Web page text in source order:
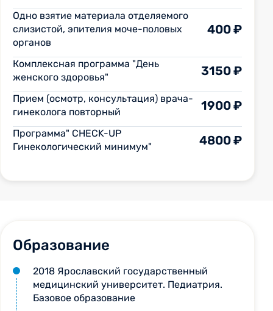
Одно взятие материала отделяемого
слизистой, эпителия моче-половых
органов
400 ₽
Комплексная программа "День
женского здоровья"
3150 ₽
Прием (осмотр, консультация) врача-
гинеколога повторный
1900 ₽
Программа" CHECK-UP
Гинекологический минимум"
4800 ₽
Образование
2018 Ярославский государственный
медицинский университет. Педиатрия.
Базовое образование